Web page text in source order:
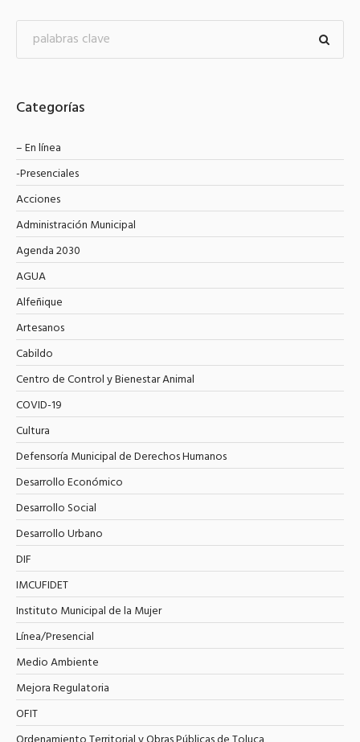
Categorías
– En línea
-Presenciales
Acciones
Administración Municipal
Agenda 2030
AGUA
Alfeñique
Artesanos
Cabildo
Centro de Control y Bienestar Animal
COVID-19
Cultura
Defensoría Municipal de Derechos Humanos
Desarrollo Económico
Desarrollo Social
Desarrollo Urbano
DIF
IMCUFIDET
Instituto Municipal de la Mujer
Línea/Presencial
Medio Ambiente
Mejora Regulatoria
OFIT